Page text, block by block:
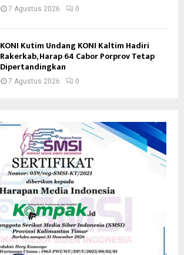
7 Agustus 2026 0
KONI Kutim Undang KONI Kaltim Hadiri
Rakerkab, Harap 64 Cabor Porprov Tetap
Dipertandingkan
7 Agustus 2026 0